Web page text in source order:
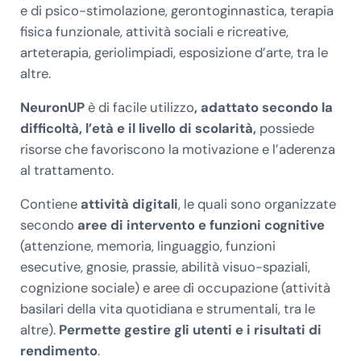
e di psico-stimolazione, gerontoginnastica, terapia
fisica funzionale, attività sociali e ricreative,
arteterapia, geriolimpiadi, esposizione d’arte, tra le
altre.
NeuronUPè di facile utilizzo, adattato secondo la
difficoltà, l’età e il livello di scolarità,possiede
risorse che favoriscono la motivazione e l’aderenza
al trattamento.
Contieneattività digitali, le quali sono organizzate
secondo aree di intervento e funzioni cognitive
(attenzione, memoria, linguaggio, funzioni
esecutive, gnosie, prassie, abilità visuo-spaziali,
cognizione sociale) e aree di occupazione (attività
basilari della vita quotidiana e strumentali, tra le
altre). Permette gestire gli utenti e i risultati di
rendimento.